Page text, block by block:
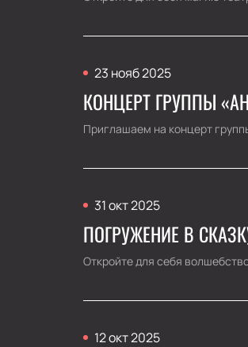
23 нояб 2025
КОНЦЕРТ ГРУППЫ
Приглашаем на концерт
31 окт 2025
ПОГРУЖЕНИЕ В
Откройте для себя
12 окт 2025